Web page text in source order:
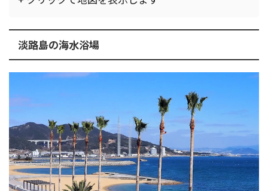
淡路島の海水浴場